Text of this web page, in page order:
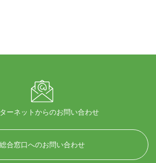
ーネットからのお問い合わせ
総合窓口へのお問い合わせ